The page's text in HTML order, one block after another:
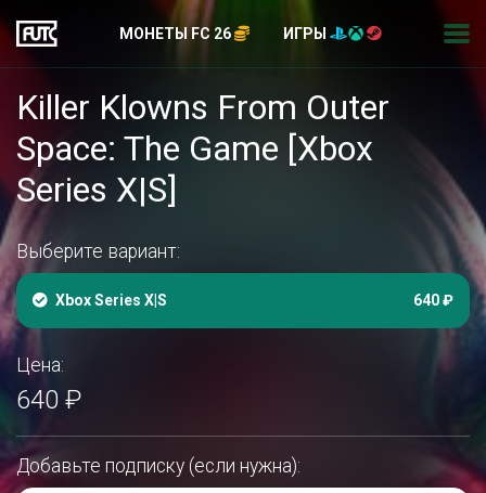
МОНЕТЫ FC 26 ИГРЫ
Killer Klowns From Outer
Space: The Game [Xbox
Series X|S]
Выберите вариант:
Xbox Series X|S 640 ₽
Цена:
640 ₽
Добавьте подписку (если нужна):